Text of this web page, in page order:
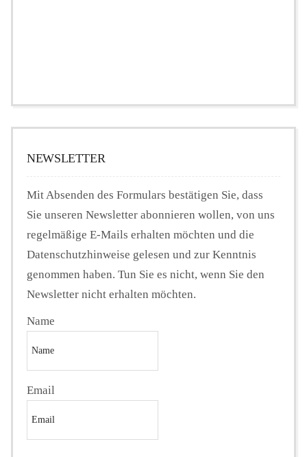
NEWSLETTER
Mit Absenden des Formulars bestätigen Sie, dass
Sie unseren Newsletter abonnieren wollen, von uns
regelmäßige E-Mails erhalten möchten und die
Datenschutzhinweise gelesen und zur Kenntnis
genommen haben. Tun Sie es nicht, wenn Sie den
Newsletter nicht erhalten möchten.
Name
Email